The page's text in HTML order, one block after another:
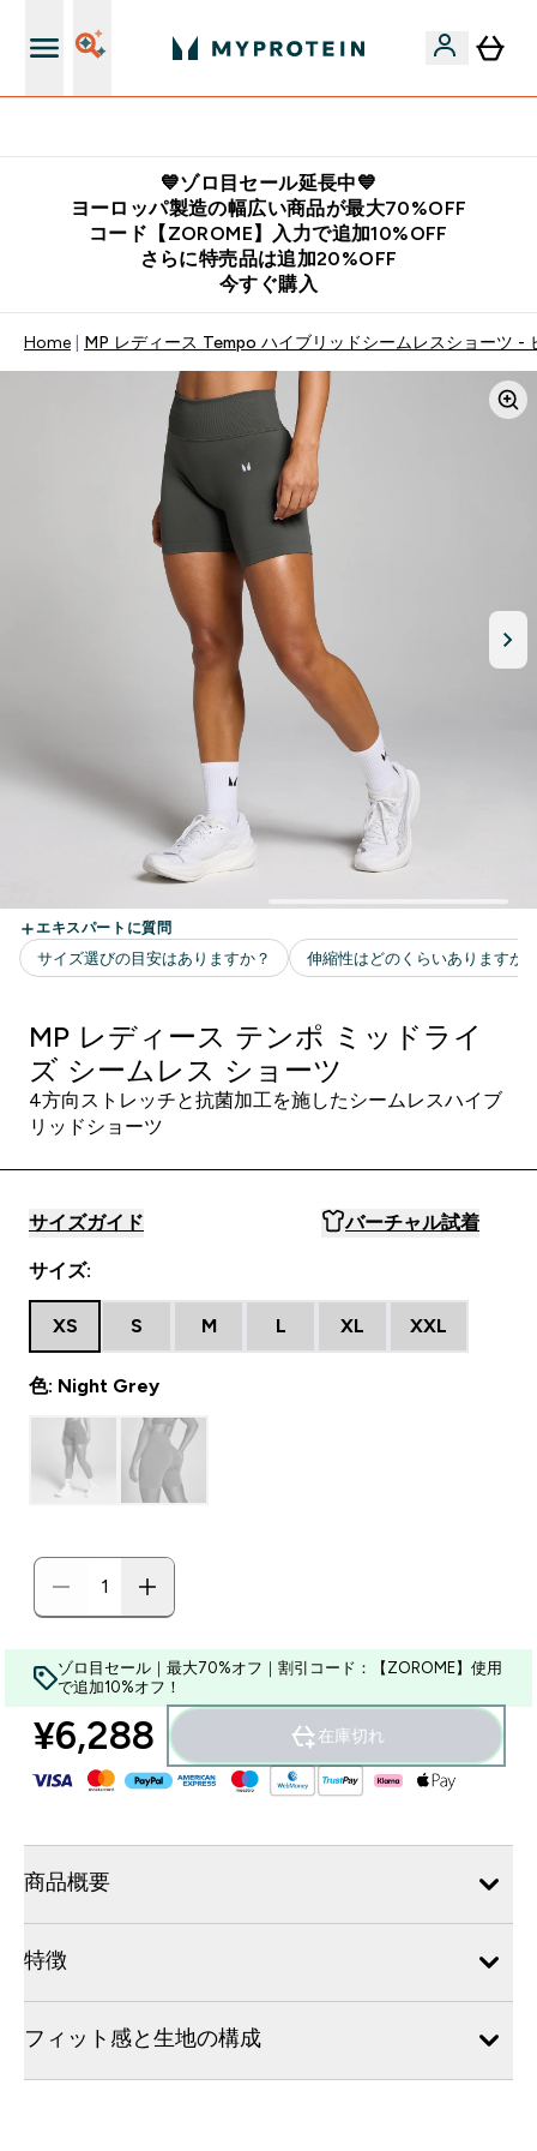
💙ゾロ目セール延長中💙
ヨーロッパ製造の幅広い商品が最大70%OFF
コード【ZOROME】入力で追加10%OFF
さらに特売品は追加20%OFF
今すぐ購入
Home MP レディース Tempo ハイブリッドシームレスショーツ -
MP レディース テンポ ミッドライ
ズ シームレス ショーツ
4方向ストレッチと抗菌加工を施したシームレスハイブ
リッドショーツ
サイズガイド バーチャル試着
サイズ:
XS S M L XL XXL
色: Night Grey
ゾロ目セール｜最大70%オフ｜割引コード：【ZOROME】使用
で追加10%オフ！
¥6,288‎ 在庫切れ
商品概要
特徴
フィット感と生地の構成